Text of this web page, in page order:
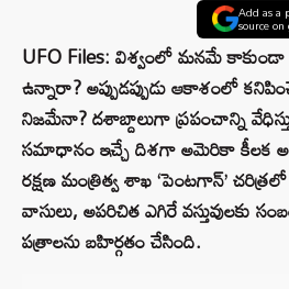
Add as a
source
UFO Files: విశ్వంలో మనమే కాకుండా
ఉన్నారా? అప్పుడప్పుడు ఆకాశంలో
నిజమేనా? దశాబ్దాలుగా ప్రపంచాన్ని
సమాధానం ఇచ్చే దిశగా అమెరికా కీలక
రక్షణ మంత్రిత్వ శాఖ ‘పెంటగాన్’
వాసులు, అపరిచిత ఎగిరే వస్తువులకు
పత్రాలను బహిర్గతం చేసింది.